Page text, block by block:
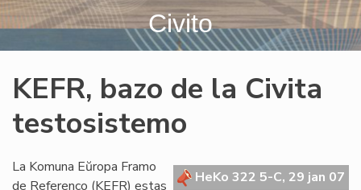
Civito
KEFR, bazo de la Civita
testosistemo
HeKo 322 5-C, 29 jan 07
La Komuna Eŭropa Framo
de Referenco (KEFR) estas